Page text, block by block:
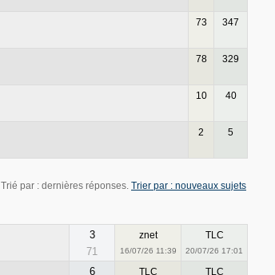
73 347
78 329
10 40
2 5
Trié par : dernières réponses. Trier par : nouveaux sujets
3
71
znet
16/07/26 11:39
TLC
20/07/26 17:01
6
TLC TLC